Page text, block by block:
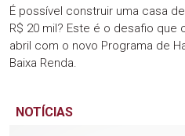
É possível construir uma casa
R$ 20 mil? Este é o desafio que
abril com o novo Programa de
Baixa Renda.
NOTÍCIAS